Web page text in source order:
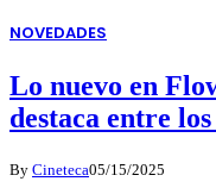
NOVEDADES
Lo nuevo en
destaca entre
By Cineteca05/15/2025